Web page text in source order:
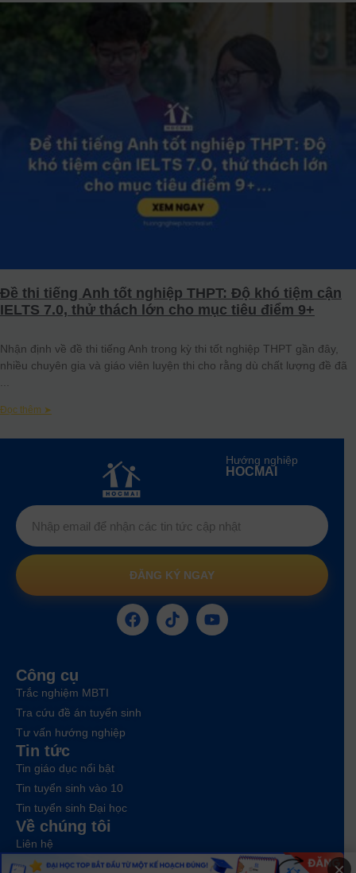
Đề thi tiếng Anh tốt nghiệp THPT: Độ khó tiệm cận
IELTS 7.0, thử thách lớn cho mục tiêu điểm 9+
Nhận định về đề thi tiếng Anh trong kỳ thi tốt nghiệp THPT gần đây,
nhiều chuyên gia và giáo viên luyện thi cho rằng dù chất lượng đề đã
Đọc thêm ➤
Hướng nghiệp
HOCMAI
ĐĂNG KÝ NGAY
Công cụ
Trắc nghiệm MBTI
Tra cứu đề án tuyển sinh
Tư vấn hướng nghiệp
Tin tức
Tin giáo dục nổi bật
Tin tuyển sinh vào 10
Tin tuyển sinh Đại học
Về chúng tôi
Liên hệ
Điều khoản dịch vụ